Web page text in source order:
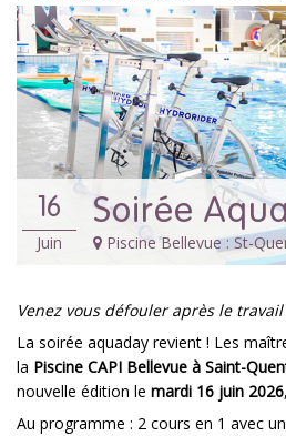
16
Juin
Soirée
Piscine Bellevue : St-
Venez vous défouler après le travail
La soirée aquaday revient ! Les
la Piscine CAPI Bellevue à Saint-
nouvelle édition le mardi 16 juin 2026
Au programme : 2 cours en 1 avec